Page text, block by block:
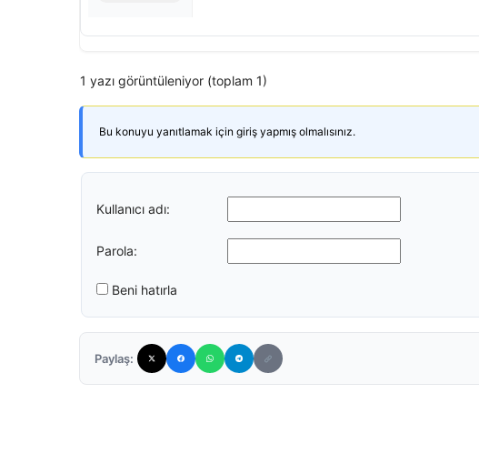
1 yazı görüntüleniyor (toplam 1)
Bu konuyu yanıtlamak için giriş yapmış olmalısınız.
Kullanıcı adı:
Parola:
Beni hatırla
Paylaş: